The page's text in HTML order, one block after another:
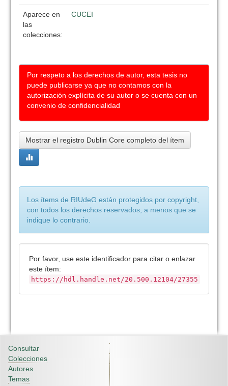
Aparece en
las
colecciones:
CUCEI
Por respeto a los derechos de autor, esta tesis no
puede publicarse ya que no contamos con la
autorización explícita de su autor o se cuenta con un
convenio de confidencialidad
Mostrar el registro Dublin Core completo del ítem
Los ítems de RIUdeG están protegidos por copyright,
con todos los derechos reservados, a menos que se
indique lo contrario.
Por favor, use este identificador para citar o enlazar
este ítem:
https://hdl.handle.net/20.500.12104/27355
Consultar
Colecciones
Autores
Temas